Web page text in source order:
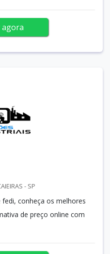
- SP
conheça os melhores
de preço online com